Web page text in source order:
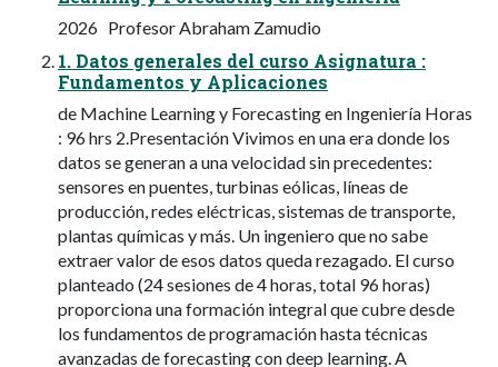
2026 ​ ​ Profesor Abraham Zamudio
1.​ Datos generales del curso Asignatura​ :
Fundamentos y Aplicaciones
de Machine Learning y Forecasting en Ingeniería Horas​
: 96 hrs 2.​Presentación Vivimos en una era donde los
datos se generan a una velocidad sin precedentes:
sensores en puentes, turbinas eólicas, líneas de
producción, redes eléctricas, sistemas de transporte,
plantas químicas y más. Un ingeniero que no sabe
extraer valor de esos datos queda rezagado. El curso
planteado (24 sesiones de 4 horas, total 96 horas)
proporciona una formación integral que cubre desde
los fundamentos de programación hasta técnicas
avanzadas de forecasting con deep learning. A